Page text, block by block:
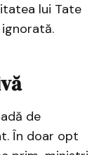
lui Tate
de
În doar opt